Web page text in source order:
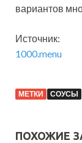
вариантов
Источник:
1000.menu
МЕТКИ СОУСЫ
ПОХОЖИЕ